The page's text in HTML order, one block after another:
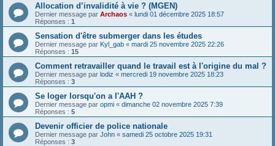
Allocation d’invalidité à vie ? (MGEN)
Dernier message par Archaos « lundi 01 décembre 2025 18:57
Réponses : 1
Sensation d'être submerger dans les études
Dernier message par Kyl_gab « mardi 25 novembre 2025 22:26
Réponses : 15
Comment retravailler quand le travail est à l'origine du mal ?
Dernier message par lodiz « mercredi 19 novembre 2025 18:23
Réponses : 3
Se loger lorsqu'on a l'AAH ?
Dernier message par opmi « dimanche 02 novembre 2025 7:39
Réponses : 5
Devenir officier de police nationale
Dernier message par John « samedi 25 octobre 2025 19:31
Réponses : 3